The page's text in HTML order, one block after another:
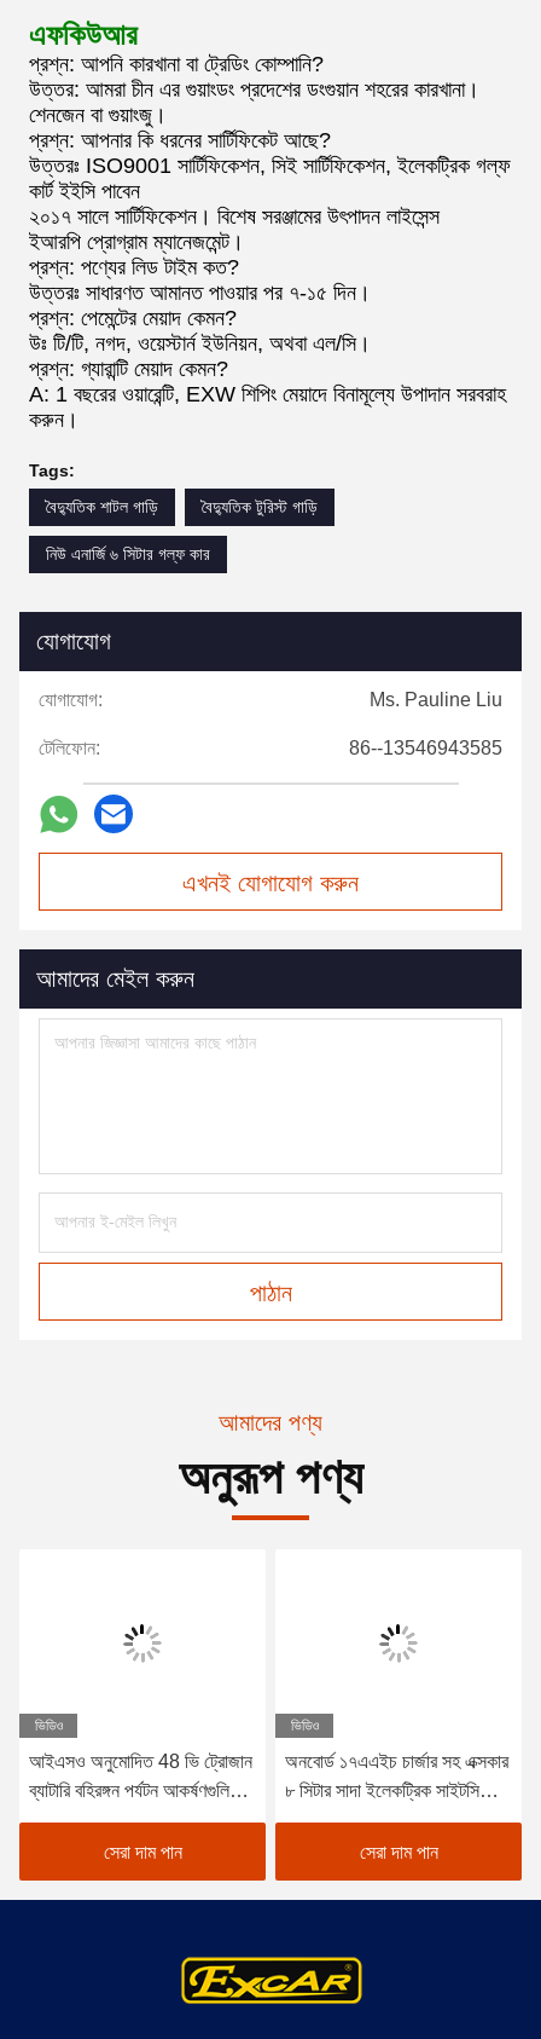
এফকিউআর
প্রশ্ন: আপনি কারখানা বা ট্রেডিং কোম্পানি?
উত্তর: আমরা চীন এর গুয়াংডং প্রদেশের ডংগুয়ান শহরের কারখানা।
শেনজেন বা গুয়াংজু।
প্রশ্ন: আপনার কি ধরনের সার্টিফিকেট আছে?
উত্তরঃ ISO9001 সার্টিফিকেশন, সিই সার্টিফিকেশন, ইলেকট্রিক গল্ফ
কার্ট ইইসি পাবেন
২০১৭ সালে সার্টিফিকেশন। বিশেষ সরঞ্জামের উৎপাদন লাইসেন্স
ইআরপি প্রোগ্রাম ম্যানেজমেন্ট।
প্রশ্ন: পণ্যের লিড টাইম কত?
উত্তরঃ সাধারণত আমানত পাওয়ার পর ৭-১৫ দিন।
প্রশ্ন: পেমেন্টের মেয়াদ কেমন?
উঃ টি/টি, নগদ, ওয়েস্টার্ন ইউনিয়ন, অথবা এল/সি।
প্রশ্ন: গ্যারান্টি মেয়াদ কেমন?
A: 1 বছরের ওয়ারেন্টি, EXW শিপিং মেয়াদে বিনামূল্যে উপাদান সরবরাহ
করুন।
Tags:
বৈদ্যুতিক শাটল গাড়ি
বৈদ্যুতিক টুরিস্ট গাড়ি
নিউ এনার্জি ৬ সিটার গল্ফ কার
যোগাযোগ
যোগাযোগ: Ms. Pauline Liu
টেলিফোন: 86--13546943585
এখনই যোগাযোগ করুন
আমাদের মেইল করুন
পাঠান
আমাদের পণ্য
অনুরূপ পণ্য
ভিডিও
আইএসও অনুমোদিত 48 ভি ট্রোজান
ব্যাটারি বহিরঙ্গন পর্যটন আকর্ষণগুলিতে
শক্তি-দক্ষ অপারেশনের জন্য কার্টিস
কন্ট্রোলারের সাথে বৈদ্যুতিক পর্যটন
যাত্রীবাহী গাড়ি
সেরা দাম পান
ভিডিও
অনবোর্ড ১৭এএইচ চার্জার সহ এক্সকার
৮ সিটার সাদা ইলেকট্রিক সাইটসিইং
কার ট্যুরিস্ট বাস, শহর এবং রিসোর্ট
এলাকার জন্য উপযুক্ত
সেরা দাম পান